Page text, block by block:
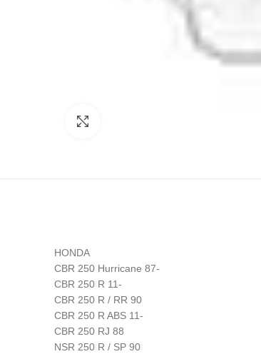
HONDA
CBR 250 Hurricane 87-
CBR 250 R 11-
CBR 250 R / RR 90
CBR 250 R ABS 11-
CBR 250 RJ 88
NSR 250 R / SP 90